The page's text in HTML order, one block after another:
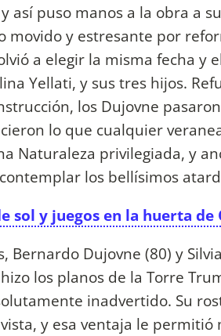
así puso manos a la obra a
movido y estresante por
a elegir la misma fecha y
Yellati, y sus tres hijos.
los Dujovne
lo que cualquier
Naturaleza privilegiada, y
los bellísimos
sol y juegos en la huerta de
Bernardo Dujovne (80) y
los planos de la Torre
inadvertido. Su
y esa ventaja le permitió